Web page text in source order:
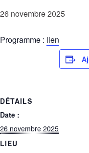
26 novembre 2025
Programme : lien
DÉTAILS
Date :
26 novembre 2025
LIEU